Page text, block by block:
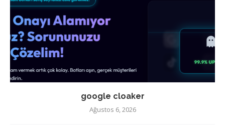
google cloaker
Ağustos 6, 2026